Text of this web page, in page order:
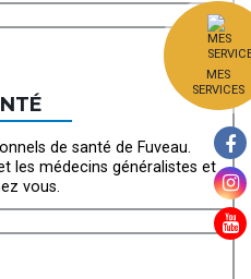
MES
SERVICES
de santé de Fuveau.
les médecins généralistes et
vous.